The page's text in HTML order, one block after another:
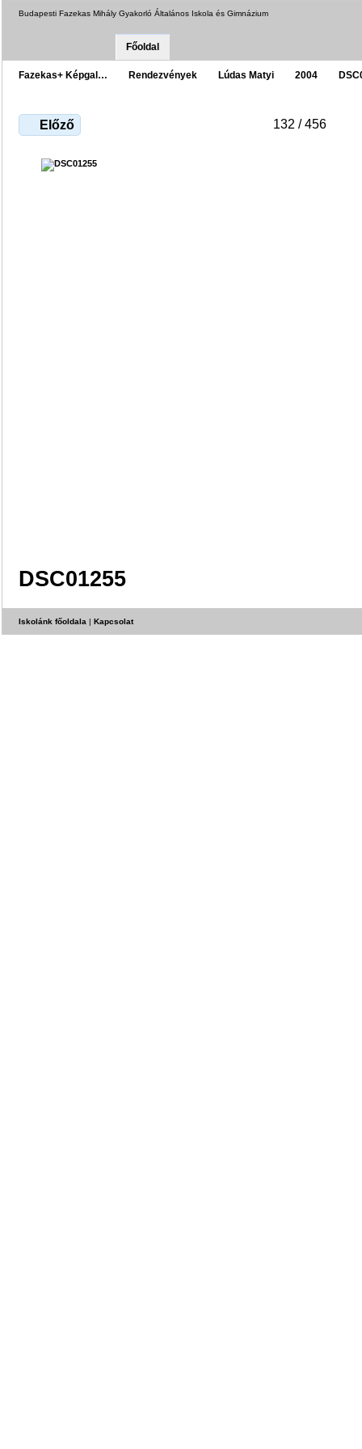
Budapesti Fazekas Mihály Gyakorló Általános Iskola és Gimnázium
Főoldal
Fazekas+ Képgal… Rendezvények Lúdas Matyi 2004
Előző 132 / 456
DSC01255
Iskolánk főoldala | Kapcsolat